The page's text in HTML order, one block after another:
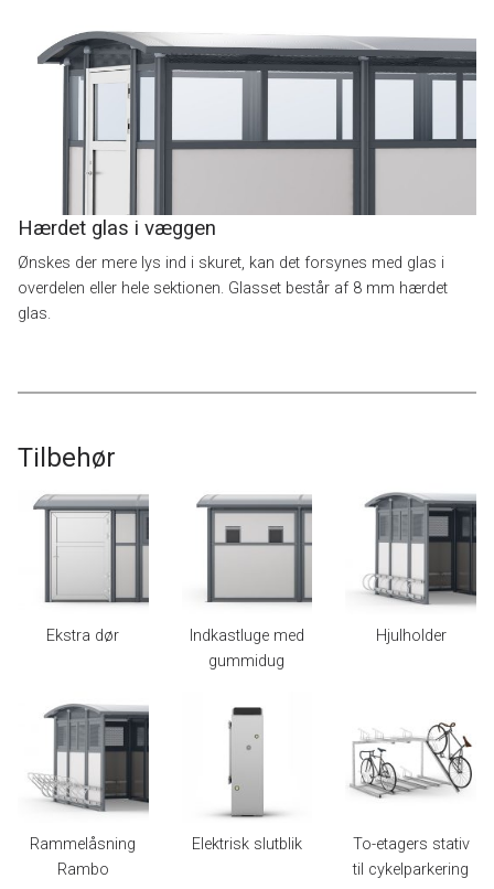
Hærdet glas i væggen
Ønskes der mere lys ind i skuret, kan det forsynes med glas i
overdelen eller hele sektionen. Glasset består af 8 mm hærdet
glas.
Tilbehør
Ekstra dør
Indkastluge med
gummidug
Hjulholder
Rammelåsning
Rambo
Elektrisk slutblik
To-etagers stativ
til cykelparkering